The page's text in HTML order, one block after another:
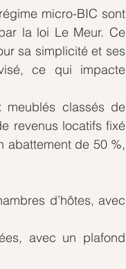
micro-BIC sont
la loi Le Meur. Ce
sa simplicité et ses
ce qui impacte
meublés classés de
revenus locatifs fixé
abattement de 50 %,
d’hôtes, avec
avec un plafond